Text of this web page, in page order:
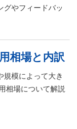
グやフィードバッ
相場と内訳
規模によって大き
相場について解説